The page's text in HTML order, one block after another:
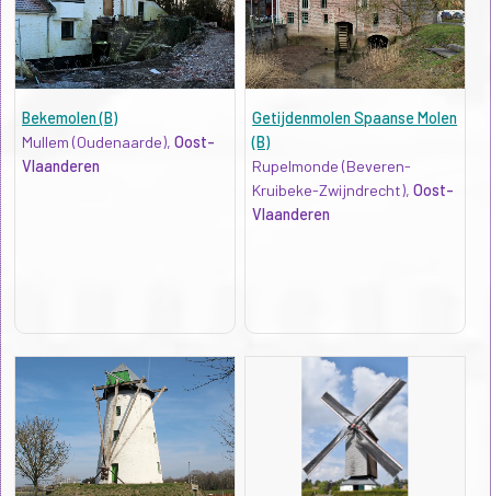
Bekemolen (B)
Mullem (Oudenaarde), Oost-
Vlaanderen
Getijdenmolen Spaanse Molen
(B)
Rupelmonde (Beveren-
Kruibeke-Zwijndrecht),Oost-
Vlaanderen